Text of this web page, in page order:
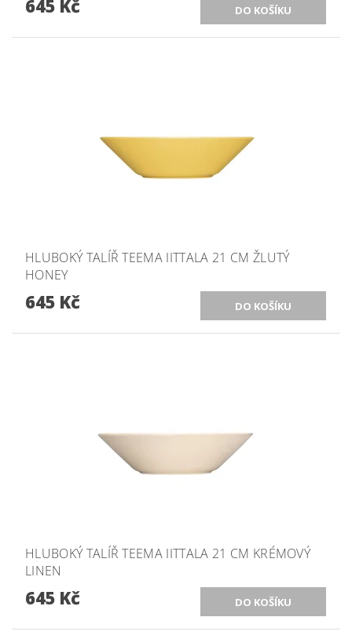
645 Kč
HLUBOKÝ TALÍŘ TEEMA IITTALA 21 CM ŽLUTÝ
HONEY
645 Kč
HLUBOKÝ TALÍŘ TEEMA IITTALA 21 CM KRÉMOVÝ
LINEN
645 Kč